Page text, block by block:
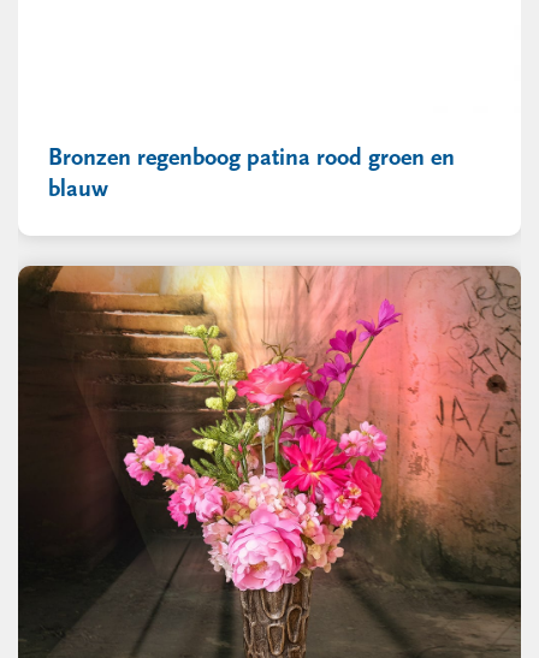
Bronzen regenboog patina rood groen en
blauw